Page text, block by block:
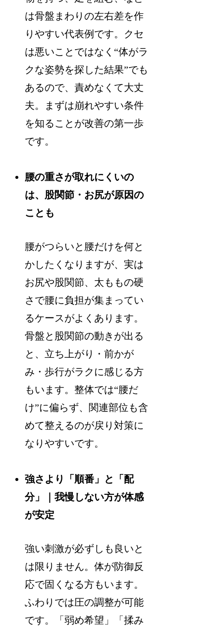
は骨盤まわりの左右差を作
りやすい代表例です。クセ
は悪いことではなく“体がラ
クな姿勢を探した結果”でも
あるので、責めなくて大丈
夫。まずは崩れやすい条件
を知ることが改善の第一歩
です。
腰の重さが取れにくいの
は、股関節・お尻が原因の
ことも
腰がつらいと腰だけを何と
かしたくなりますが、実は
お尻や股関節、太ももの硬
さで腰に負担が集まってい
るケースがよくあります。
骨盤と股関節の動きが出る
と、立ち上がり・前かが
み・歩行がラクに感じる方
もいます。整体では“腰だ
け”に偏らず、関連部位も含
めて整えるのが戻り対策に
なりやすいです。
強さより「順番」と「配
分」｜我慢しない方が体感
が安定
強い刺激が必ずしも良いと
は限りません。体が防御反
応で固くなる方もいます。
ふわりでは圧の調整が可能
です。「弱め希望」「揉み